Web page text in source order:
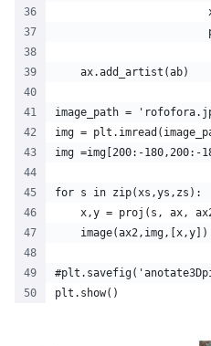
    ax.add_artist(ab)
image_path =
img =
img =img[200:-180,200:-
for s in zip(xs,ys,zs):
x,y = proj(s, ax,
    image(ax2,img,[x,y])
plt.show()